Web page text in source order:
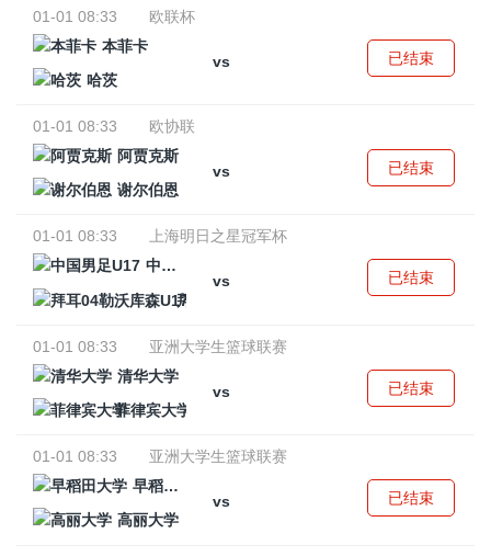
01-01 08:33
欧联杯
本菲卡
vs
哈茨
已结束
01-01 08:33
欧协联
阿贾克斯
vs
谢尔伯恩
已结束
01-01 08:33
上海明日之星冠军杯
中国男足U17
vs
拜耳04勒沃库森U17
已结束
01-01 08:33
亚洲大学生篮球联赛
清华大学
vs
菲律宾大学
已结束
01-01 08:33
亚洲大学生篮球联赛
早稻田大学
vs
高丽大学
已结束